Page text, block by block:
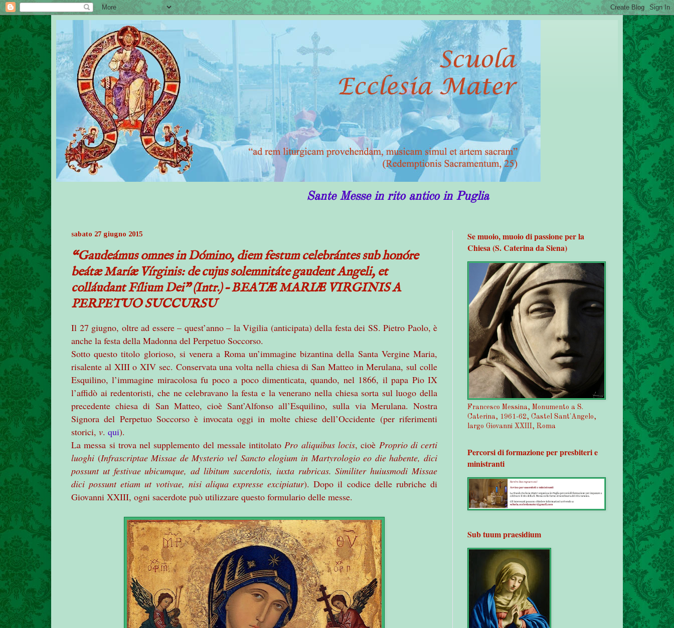
Sante Messe in rito antico in Puglia
sabato 27 giugno 2015
“Gaudeámus omnes in Dómino, diem festum celebrántes sub honóre
beátæ Maríæ Vírginis: de cujus solemnitáte gaudent Angeli, et
colláudant Fílium Dei” (Intr.) – BEATÆ MARIÆ VIRGINIS A
PERPETUO SUCCURSU
Il 27 giugno, oltre ad essere – quest’anno – la Vigilia (anticipata) della festa dei SS. Pietro Paolo, è
anche la festa della Madonna del Perpetuo Soccorso.
Sotto questo titolo glorioso, si venera a Roma un’immagine bizantina della Santa Vergine Maria,
risalente al XIII o XIV sec. Conservata una volta nella chiesa di San Matteo in Merulana, sul colle
Esquilino, l’immagine miracolosa fu poco a poco dimenticata, quando, nel 1866, il papa Pio IX
l’affidò ai redentoristi, che ne celebravano la festa e la venerano nella chiesa sorta sul luogo della
precedente chiesa di San Matteo, cioè Sant’Alfonso all’Esquilino, sulla via Merulana. Nostra
Signora del Perpetuo Soccorso è invocata oggi in molte chiese dell’Occidente (per riferimenti
storici, v. qui).
La messa si trova nel supplemento del messale intitolato Pro aliquibus locis, cioè Proprio di certi
luoghi (Infrascriptae Missae de Mysterio vel Sancto elogium in Martyrologio eo die habente, dici
possunt ut festivae ubicumque, ad libitum sacerdotis, iuxta rubricas. Similiter huiusmodi Missae
dici possunt etiam ut votivae, nisi aliqua expresse excipiatur). Dopo il codice delle rubriche di
Giovanni XXIII, ogni sacerdote può utilizzare questo formulario delle messe.
Se muoio, muoio di passione per la
Chiesa (S. Caterina da Siena)
Francesco Messina, Monumento a S.
Caterina, 1961-62, Castel Sant'Angelo,
largo Giovanni XXIII, Roma
Percorsi di formazione per presbiteri e
ministranti
Sub tuum praesidium